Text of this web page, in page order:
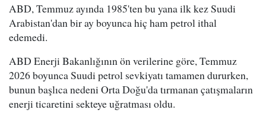
ABD, Temmuz ayında 1985'ten bu yana ilk kez Suudi
Arabistan'dan bir ay boyunca hiç ham petrol ithal
edemedi.
ABD Enerji Bakanlığının ön verilerine göre, Temmuz
2026 boyunca Suudi petrol sevkiyatı tamamen dururken,
bunun başlıca nedeni Orta Doğu'da tırmanan çatışmaların
enerji ticaretini sekteye uğratması oldu.